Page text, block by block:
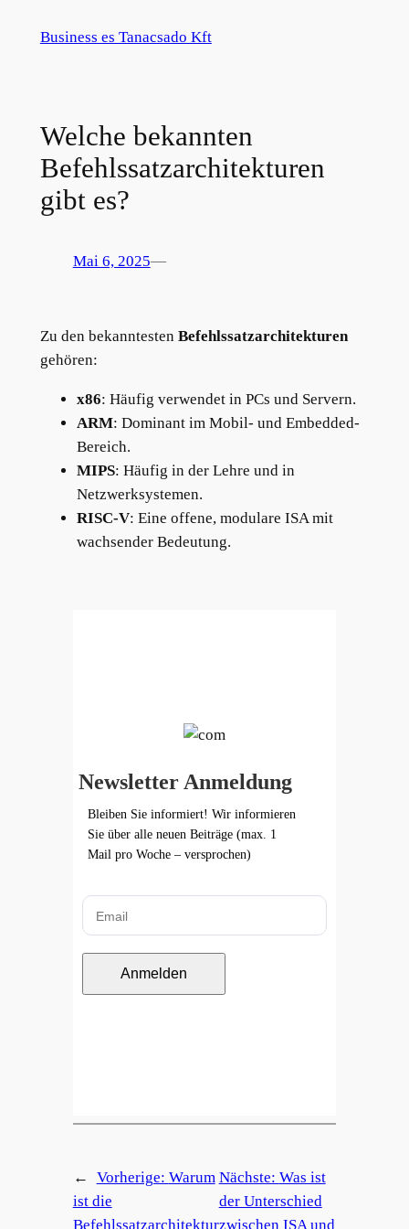
InhaltBusiness es Tanacsado Kft
Welche bekannten
Befehlssatzarchitekturen
gibt es?
Mai 6, 2025—
Zu den bekanntesten Befehlssatzarchitekturen
gehören:
x86: Häufig verwendet in PCs und Servern.
ARM: Dominant im Mobil- und Embedded-
Bereich.
MIPS: Häufig in der Lehre und in
Netzwerksystemen.
RISC-V: Eine offene, modulare ISA mit
wachsender Bedeutung.
Newsletter Anmeldung
Bleiben Sie informiert! Wir informieren
Sie über alle neuen Beiträge (max. 1
Mail pro Woche – versprochen)
Anmelden
← Vorherige: Warum
ist die
Befehlssatzarchitektur
Nächste: Was ist
der Unterschied
zwischen ISA und